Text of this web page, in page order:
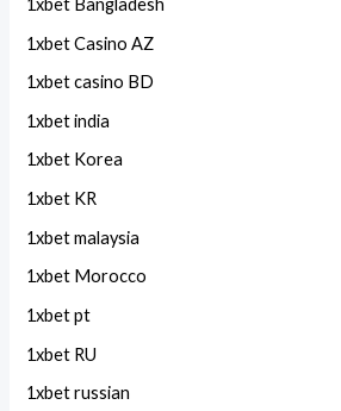
1xbet Casino AZ
1xbet casino BD
1xbet india
1xbet Korea
1xbet KR
1xbet malaysia
1xbet Morocco
1xbet pt
1xbet RU
1xbet russian